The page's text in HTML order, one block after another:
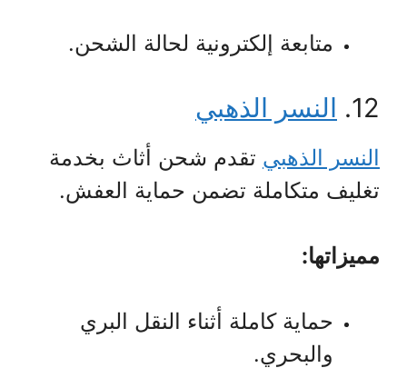
متابعة إلكترونية لحالة الشحن.
12. النسر الذهبي
النسر الذهبي تقدم شحن أثاث بخدمة
تغليف متكاملة تضمن حماية العفش.
مميزاتها:
حماية كاملة أثناء النقل البري
والبحري.